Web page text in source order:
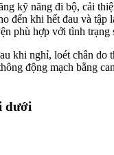
kỹ năng đi bộ, cải
đến khi hết đau và
phù hợp với tình trạng
khi nghỉ, loét chân
động mạch bằng
dưới